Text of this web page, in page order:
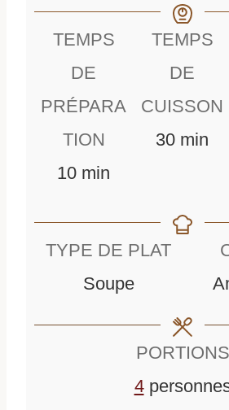
TEMPS
DE
PRÉPARA
TION
10mmin
TEMPS
DE
CUISSON
30m
u
s
min
TYPE DE PLAT
Soupe
PORTIONS
4